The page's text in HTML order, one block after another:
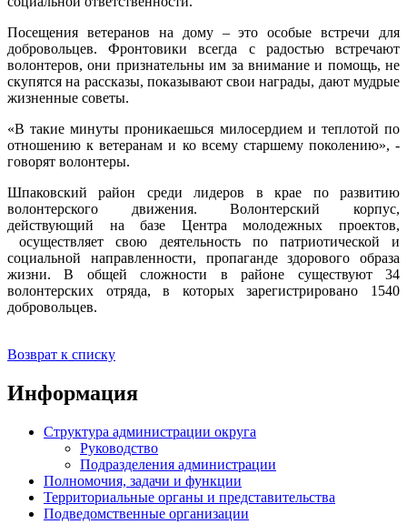
Посещения ветеранов на дому – это особые встречи для
добровольцев. Фронтовики всегда с радостью встречают
волонтеров, они признательны им за внимание и помощь, не
скупятся на рассказы, показывают свои награды, дают мудрые
жизненные советы.
«В такие минуты проникаешься милосердием и теплотой по
отношению к ветеранам и ко всему старшему поколению», -
говорят волонтеры.
Шпаковский район среди лидеров в крае по развитию
волонтерского движения. Волонтерский корпус,
действующий на базе Центра молодежных проектов,
осуществляет свою деятельность по патриотической и
социальной направленности, пропаганде здорового образа
жизни. В общей сложности в районе существуют 34
волонтерских отряда, в которых зарегистрировано 1540
добровольцев.
Возврат к списку
Информация
Структура администрации округа
Руководство
Подразделения администрации
Полномочия, задачи и функции
Территориальные органы и представительства
Подведомственные организации